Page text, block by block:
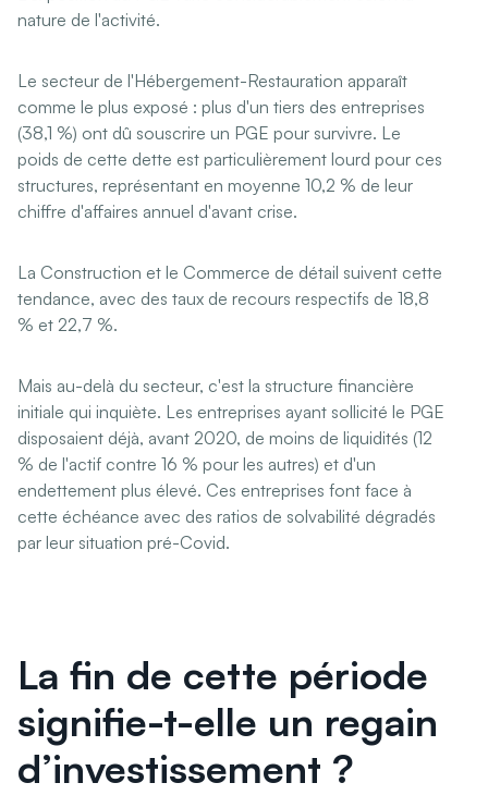
nature de l'activité.
Le secteur de l'Hébergement-Restauration apparaît
comme le plus exposé : plus d'un tiers des entreprises
(38,1 %) ont dû souscrire un PGE pour survivre. Le
poids de cette dette est particulièrement lourd pour ces
structures, représentant en moyenne 10,2 % de leur
chiffre d'affaires annuel d'avant crise.
La Construction et le Commerce de détail suivent cette
tendance, avec des taux de recours respectifs de 18,8
% et 22,7 %.
Mais au-delà du secteur, c'est la structure financière
initiale qui inquiète. Les entreprises ayant sollicité le PGE
disposaient déjà, avant 2020, de moins de liquidités (12
% de l'actif contre 16 % pour les autres) et d'un
endettement plus élevé. Ces entreprises font face à
cette échéance avec des ratios de solvabilité dégradés
par leur situation pré-Covid.
La fin de cette période
signifie-t-elle un regain
d’investissement ?